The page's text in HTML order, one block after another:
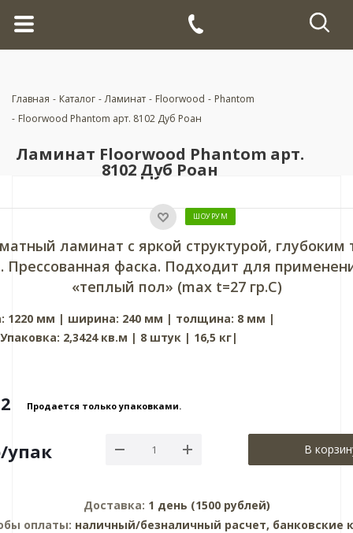
Главная - Каталог - Ламинат - Floorwood - Phantom
- Floorwood Phantom арт. 8102 Дуб Роан
Ламинат Floorwood Phantom арт.
8102 Дуб Роан
ШОУРУМ
ламинат с яркой структурой, глубоким
Прессованная фаска. Подходит для
«теплый пол» (max t=27 гр.С)
1220 мм | ширина: 240 мм | толщина: 8 мм |
Упаковка: 2,3424 кв.м | 8 штук | 16,5 кг|
Продается только упаковками.
/упак В
Доставка: 1 день (1500 рублей)
оплаты: наличный/безналичный расчет, банковские